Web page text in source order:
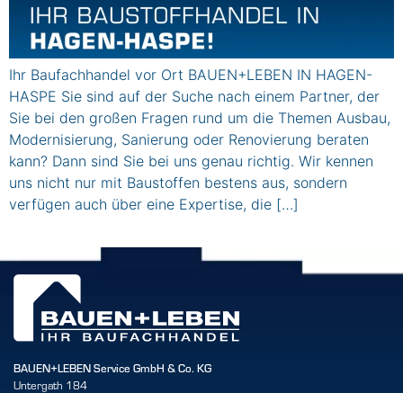
Ihr Baufachhandel vor Ort BAUEN+LEBEN IN HAGEN-
HASPE Sie sind auf der Suche nach einem Partner, der
Sie bei den großen Fragen rund um die Themen Ausbau,
Modernisierung, Sanierung oder Renovierung beraten
kann? Dann sind Sie bei uns genau richtig. Wir kennen
uns nicht nur mit Baustoffen bestens aus, sondern
verfügen auch über eine Expertise, die […]
BAUEN+LEBEN Service GmbH & Co. KG
Untergath 184